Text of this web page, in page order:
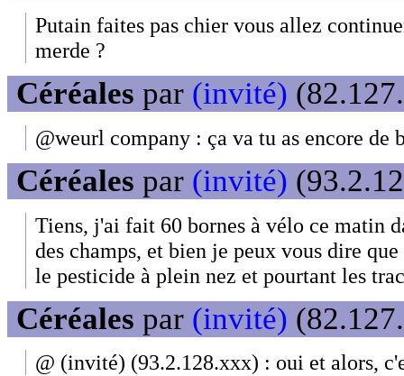
Putain faites pas chier vous allez
merde ?
Céréales par (invité)
@weurl company : ça va tu as encore de
Céréales par (invité)
Tiens, j'ai fait 60 bornes à vélo ce matin
des champs, et bien je peux vous dire
le pesticide à plein nez et pourtant les
Céréales par (invité)
@ (invité) (93.2.128.xxx) : oui et alors,